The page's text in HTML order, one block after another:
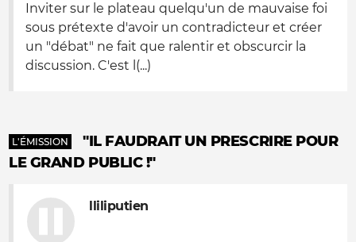
Inviter sur le plateau quelqu'un de mauvaise foi
sous prétexte d'avoir un contradicteur et créer
un "débat" ne fait que ralentir et obscurcir la
discussion. C'est l(...)
L'ÉMISSION
"IL FAUDRAIT UN PRESCRIRE POUR
LE GRAND PUBLIC !"
lliliputien